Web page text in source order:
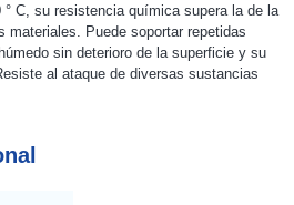
C, su resistencia química supera la de la
Puede soportar repetidas
sin deterioro de la superficie y su
al ataque de diversas sustancias